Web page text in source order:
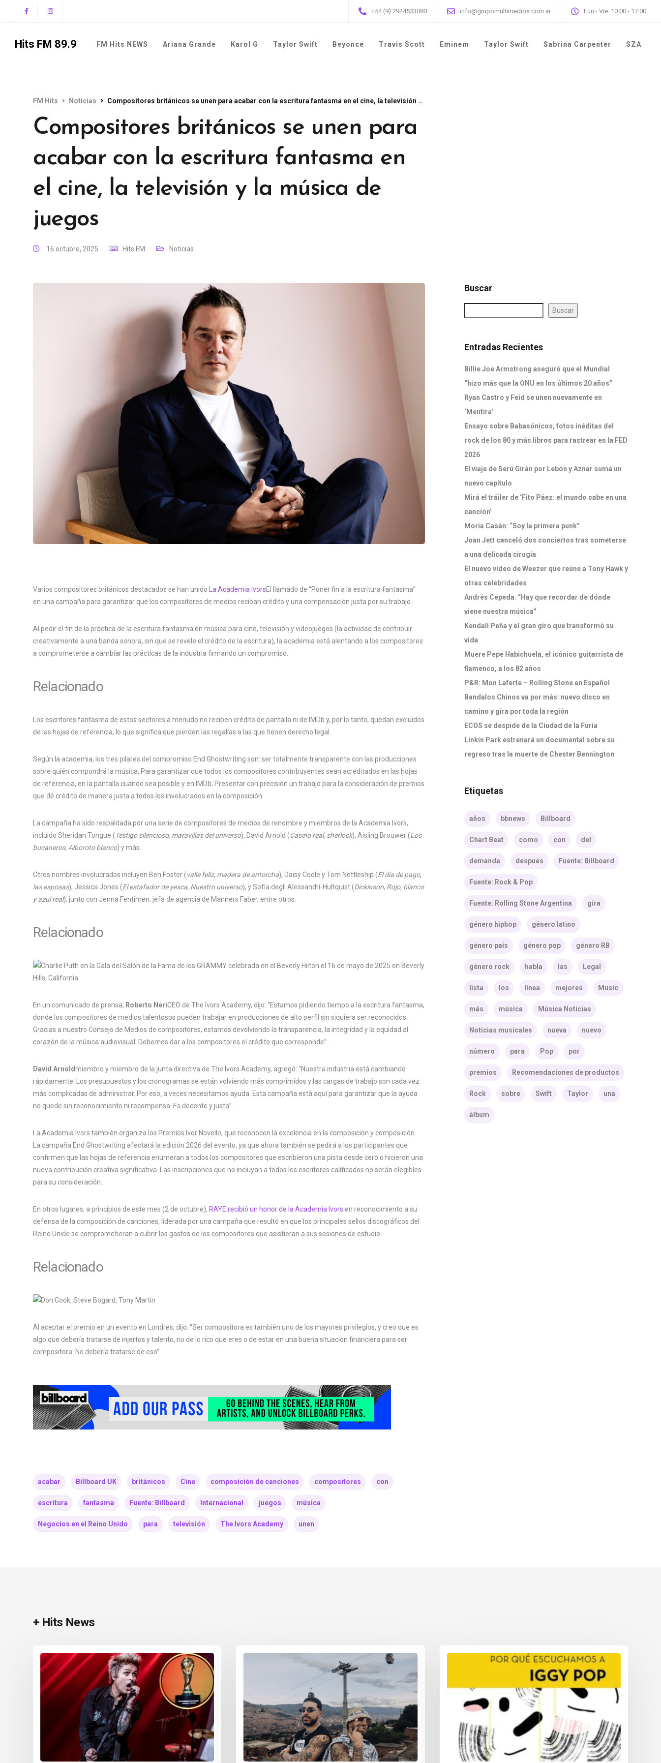
+54 (9) 2944533080 info@grupomultimedios.com.ar Lun - Vie: 10:00 - 17:00
Hits FM 89.9 FM Hits NEWS Ariana Grande Karol G Taylor Swift Beyonce Travis Scott Eminem Taylor Swift Sabrina Carpenter SZA
FM Hits Noticias Compositores británicos se unen para acabar con la escritura fantasma en el cine, la televisión y la música de juegos
Compositores británicos se unen para
acabar con la escritura fantasma en
el cine, la televisión y la música de
juegos
16 octubre, 2025 Hits FM Noticias
Varios compositores británicos destacados se han unido La Academia IvorsEl llamado de “Poner fin a la escritura fantasma”
en una campaña para garantizar que los compositores de medios reciban crédito y una compensación justa por su trabajo.
Al pedir el fin de la práctica de la escritura fantasma en música para cine, televisión y videojuegos (la actividad de contribuir
creativamente a una banda sonora, sin que se revele el crédito de la escritura), la academia está alentando a los compositores
a comprometerse a cambiar las prácticas de la industria firmando un compromiso.
Relacionado
Los escritores fantasma de estos sectores a menudo no reciben crédito de pantalla ni de IMDb y, por lo tanto, quedan excluidos
de las hojas de referencia, lo que significa que pierden las regalías a las que tienen derecho legal.
Según la academia, los tres pilares del compromiso End Ghostwriting son: ser totalmente transparente con las producciones
sobre quién compondrá la música; Para garantizar que todos los compositores contribuyentes sean acreditados en las hojas
de referencia, en la pantalla cuando sea posible y en IMDb; Presentar con precisión un trabajo para la consideración de premios
que dé crédito de manera justa a todos los involucrados en la composición.
La campaña ha sido respaldada por una serie de compositores de medios de renombre y miembros de la Academia Ivors,
incluido Sheridan Tongue (Testigo silencioso, maravillas del universo), David Arnold (Casino real, sherlock), Aisling Brouwer (Los
bucaneros, Alboroto blanco) y más.
Otros nombres involucrados incluyen Ben Foster (valle feliz, madera de antorcha), Daisy Coole y Tom Nettleship (El día de pago,
las esposas), Jessica Jones (El estafador de yesca, Nuestro universo), y Sofía degli Alessandri-Hultquist (Dickinson, Rojo, blanco
y azul real), junto con Jenna Fentimen, jefa de agencia de Manners Faber, entre otros.
Relacionado
En un comunicado de prensa, Roberto NeriCEO de The Ivors Academy, dijo: “Estamos pidiendo tiempo a la escritura fantasma,
donde los compositores de medios talentosos pueden trabajar en producciones de alto perfil sin siquiera ser reconocidos.
Gracias a nuestro Consejo de Medios de compositores, estamos devolviendo la transparencia, la integridad y la equidad al
corazón de la música audiovisual. Debemos dar a los compositores el crédito que corresponde”.
David Arnoldmiembro y miembro de la junta directiva de The Ivors Academy, agregó: “Nuestra industria está cambiando
rápidamente. Los presupuestos y los cronogramas se están volviendo más comprimidos y las cargas de trabajo son cada vez
más complicadas de administrar. Por eso, a veces necesitamos ayuda. Esta campaña está aquí para garantizar que la ayuda
no quede sin reconocimiento ni recompensa. Es decente y justa”.
La Academia Ivors también organiza los Premios Ivor Novello, que reconocen la excelencia en la composición y composición.
La campaña End Ghostwriting afectará la edición 2026 del evento, ya que ahora también se pedirá a los participantes que
confirmen que las hojas de referencia enumeran a todos los compositores que escribieron una pista desde cero o hicieron una
nueva contribución creativa significativa. Las inscripciones que no incluyan a todos los escritores calificados no serán elegibles
para su consideración.
En otros lugares, a principios de este mes (2 de octubre), RAYE recibió un honor de la Academia Ivors en reconocimiento a su
defensa de la composición de canciones, liderada por una campaña que resultó en que los principales sellos discográficos del
Reino Unido se comprometieran a cubrir los gastos de los compositores que asistieran a sus sesiones de estudio.
Relacionado
Al aceptar el premio en un evento en Londres, dijo: “Ser compositora es también uno de los mayores privilegios, y creo que es
algo que debería tratarse de injertos y talento, no de lo rico que eres o de estar en una buena situación financiera para ser
compositora. No debería tratarse de eso”.
acabar Billboard UK británicos Cine composición de canciones compositores con
escritura fantasma Fuente: Billboard Internacional juegos música
Negocios en el Reino Unido para televisión The Ivors Academy unen
Buscar
Buscar
Entradas Recientes
Billie Joe Armstrong aseguró que el Mundial
“hizo más que la ONU en los últimos 20 años”
Ryan Castro y Feid se unen nuevamente en
‘Mentira’
Ensayo sobre Babasónicos, fotos inéditas del
rock de los 80 y más libros para rastrear en la FED
2026
El viaje de Serú Girán por Lebón y Aznar suma un
nuevo capítulo
Mirá el tráiler de ‘Fito Páez: el mundo cabe en una
canción’
Moria Casán: “Soy la primera punk”
Joan Jett canceló dos conciertos tras someterse
a una delicada cirugía
El nuevo video de Weezer que reúne a Tony Hawk y
otras celebridades
Andrés Cepeda: “Hay que recordar de dónde
viene nuestra música”
Kendall Peña y el gran giro que transformó su
vida
Muere Pepe Habichuela, el icónico guitarrista de
flamenco, a los 82 años
P&R: Mon Laferte – Rolling Stone en Español
Bandalos Chinos va por más: nuevo disco en
camino y gira por toda la región
ECOS se despide de la Ciudad de la Furia
Linkin Park estrenará un documental sobre su
regreso tras la muerte de Chester Bennington
Etiquetas
años bbnews Billboard
Chart Beat como con del
demanda después Fuente: Billboard
Fuente: Rock & Pop
Fuente: Rolling Stone Argentina gira
género hiphop género latino
género país género pop género RB
género rock habla las Legal
lista los línea mejores Music
más música Música Noticias
Noticias musicales nueva nuevo
número para Pop por
premios Recomendaciones de productos
Rock sobre Swift Taylor una
álbum
+ Hits News